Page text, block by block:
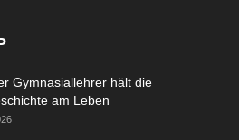
Gymnasiallehrer hält die
am Leben